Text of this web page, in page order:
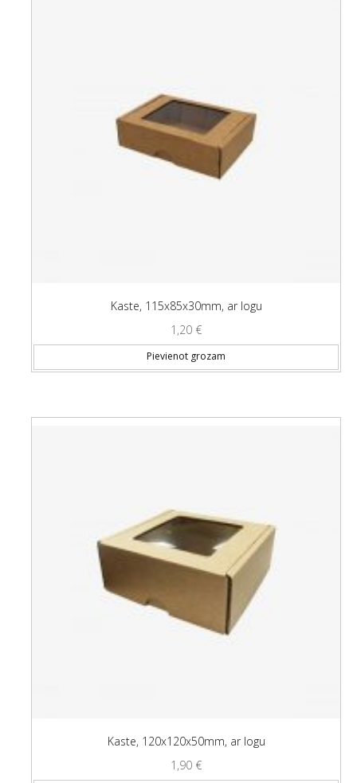
Kaste, 115x85x30mm, ar logu
1,20 €
Pievienot grozam
Kaste, 120x120x50mm, ar logu
1,90 €